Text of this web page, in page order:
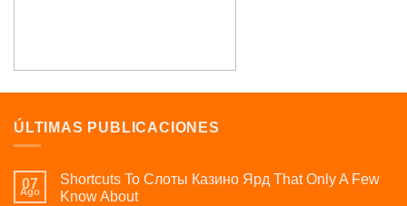
ÚLTIMAS PUBLICACIONES
07
Ago
Shortcuts To Слоты Казино Ярд That Only A Few
Know About